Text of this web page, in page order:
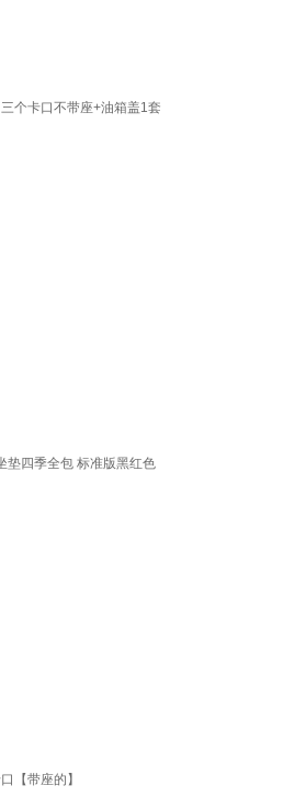
个卡口不带座+油箱盖1套
垫四季全包 标准版黑红色
【带座的】